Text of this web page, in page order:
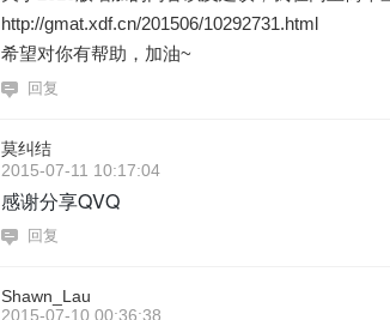
http://gmat.xdf.cn/201506/10292731.html
希望对你有帮助，加油~
回复
莫纠结
2015-07-11 10:17:04
感谢分享QVQ
回复
Shawn_Lau
2015-07-10 00:36:38